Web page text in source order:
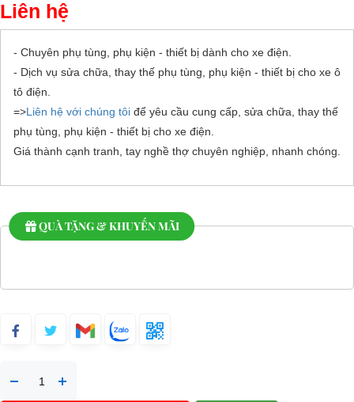
Liên hệ
- Chuyên phụ tùng, phụ kiện - thiết bị dành cho xe điện.
- Dịch vụ sửa chữa, thay thế phụ tùng, phụ kiện - thiết bị cho xe ô
tô điện.
=>Liên hệ với chúng tôi để yêu cầu cung cấp, sửa chữa, thay thế
phụ tùng, phụ kiện - thiết bị cho xe điện.
Giá thành cạnh tranh, tay nghề thợ chuyên nghiệp, nhanh chóng.
QUÀ TẶNG & KHUYẾN MÃI